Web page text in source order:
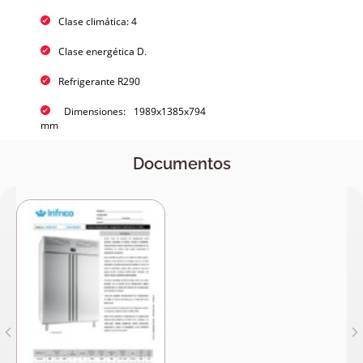
Clase climática: 4
Clase energética D.
Refrigerante R290
Dimensiones: 1989x1385x794
mm
Documentos